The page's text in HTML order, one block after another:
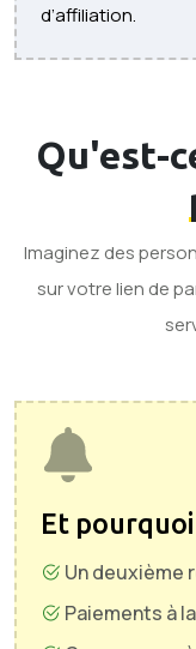
d’affiliation.
Qu'est-
Imaginez des
sur votre lien de
Et pourquoi
Un deuxième
Paiements à